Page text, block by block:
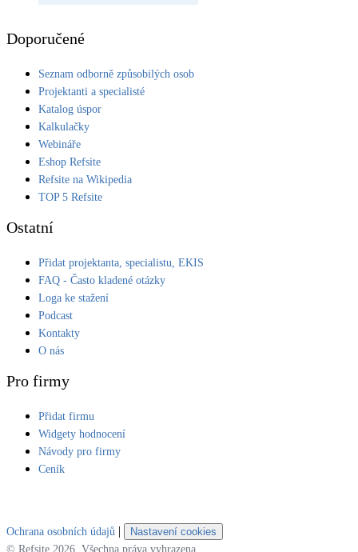
Doporučené
Seznam odborně způsobilých osob
Projektanti a specialisté
Katalog úspor
Kalkulačky
Webináře
Eshop Refsite
Refsite na Wikipedia
TOP 5 Refsite
Ostatní
Přidat projektanta, specialistu, EKIS
FAQ - Často kladené otázky
Loga ke stažení
Podcast
Kontakty
O nás
Pro firmy
Přidat firmu
Widgety hodnocení
Návody pro firmy
Ceník
Ochrana osobních údajů |
Nastavení cookies
© Refsite 2026. Všechna práva vyhrazena.